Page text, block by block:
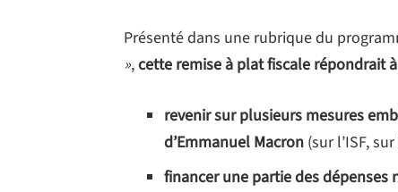
Présenté dans une rubrique du
»,cette remise à plat fiscale répondrait
revenir sur plusieurs mesures
d’Emmanuel Macron (sur l’ISF,
financer une partie des dépenses